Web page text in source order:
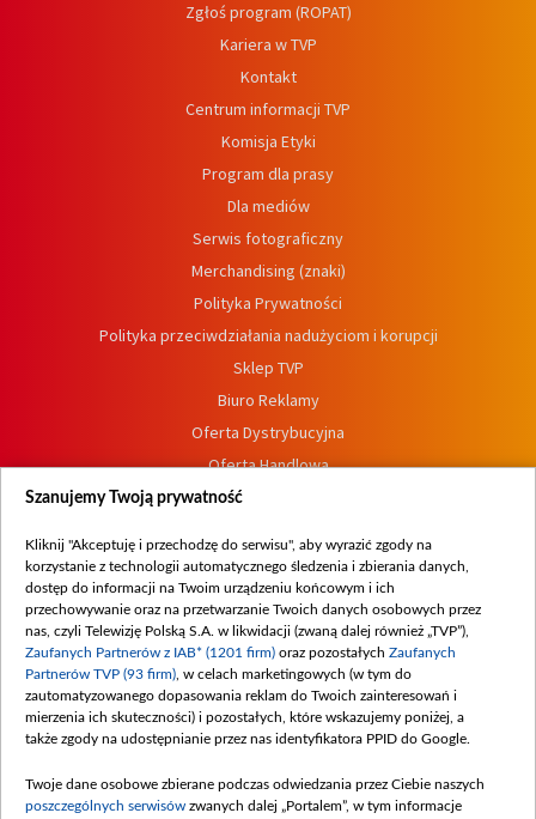
Zgłoś program (ROPAT)
Kariera w TVP
Kontakt
Centrum informacji TVP
Komisja Etyki
Program dla prasy
Dla mediów
Serwis fotograficzny
Merchandising (znaki)
Polityka Prywatności
Polityka przeciwdziałania nadużyciom i korupcji
Sklep TVP
Biuro Reklamy
Oferta Dystrybucyjna
Oferta Handlowa
Dostępność
Procedura zgłoszeń wewnętrznych
Szanujemy Twoją prywatność
Kliknij "Akceptuję i przechodzę do serwisu", aby wyrazić zgody na
korzystanie z technologii automatycznego śledzenia i zbierania danych,
dostęp do informacji na Twoim urządzeniu końcowym i ich
przechowywanie oraz na przetwarzanie Twoich danych osobowych przez
nas, czyli Telewizję Polską S.A. w likwidacji (zwaną dalej również „TVP”),
Zaufanych Partnerów z IAB* (1201 firm) oraz pozostałych Zaufanych
Partnerów TVP (93 firm) , w celach marketingowych (w tym do
zautomatyzowanego dopasowania reklam do Twoich zainteresowań i
mierzenia ich skuteczności) i pozostałych, które wskazujemy poniżej, a
także zgody na udostępnianie przez nas identyfikatora PPID do Google.
Twoje dane osobowe zbierane podczas odwiedzania przez Ciebie naszych
poszczególnych serwisów zwanych dalej „Portalem”, w tym informacje